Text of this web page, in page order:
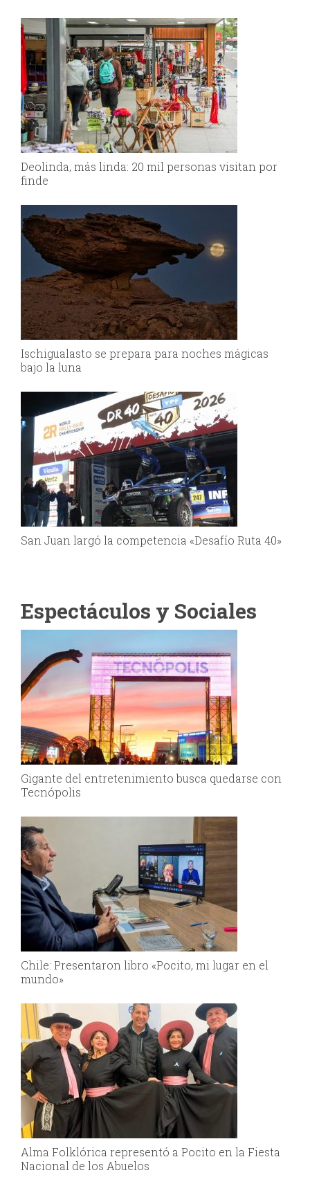
Deolinda, más linda: 20 mil personas visitan por
finde
Ischigualasto se prepara para noches mágicas
bajo la luna
San Juan largó la competencia «Desafío Ruta 40»
Espectáculos y Sociales
Gigante del entretenimiento busca quedarse con
Tecnópolis
Chile: Presentaron libro «Pocito, mi lugar en el
mundo»
Alma Folklórica representó a Pocito en la Fiesta
Nacional de los Abuelos